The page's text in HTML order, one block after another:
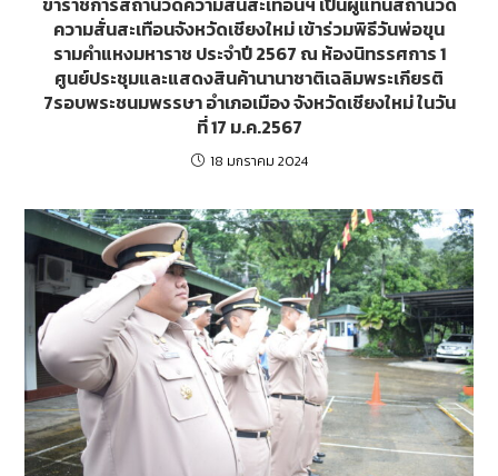
ความสั่นสะเทือนจังหวัดเชียงใหม่ เข้าร่วมพิธีวันพ่อขุน
รามคำแหงมหาราช ประจำปี 2567 ณ ห้องนิทรรศการ 1
ศูนย์ประชุมและแสดงสินค้านานาชาติเฉลิมพระเกียรติ
7รอบพระชนมพรรษา อำเภอเมือง จังหวัดเชียงใหม่ ในวัน
ที่ 17 ม.ค.2567
18 มกราคม 2024